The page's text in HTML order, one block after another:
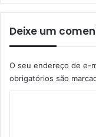
Deixe um
O seu endereço de e-
obrigatórios são